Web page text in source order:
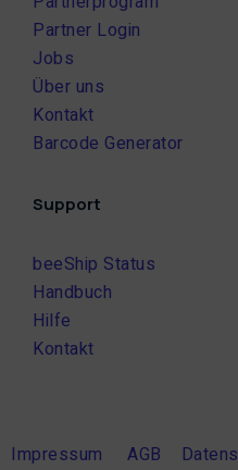
Partner Login
Jobs
Über uns
Kontakt
Barcode Generator
Support
beeShip Status
Handbuch
Hilfe
Kontakt
Impressum AGB